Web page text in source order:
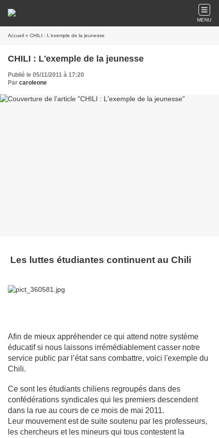
MENU
Accueil » CHILI : L'exemple de la jeunesse
CHILI : L'exemple de la jeunesse
Publié le 05/11/2011 à 17:20
Par caroleone
Les luttes étudiantes continuent au Chili
Afin de mieux appréhender ce qui attend notre système
éducatif si nous laissons irrémédiablement casser notre
service public par l’état sans combattre, voici l'exemple du
Chili.
Ce sont les étudiants chiliens regroupés dans des
confédérations syndicales qui les premiers descendent
dans la rue au cours de ce mois de mai 2011.
Leur mouvement est de suite soutenu par les professeurs,
les chercheurs et les mineurs qui tous contestent la